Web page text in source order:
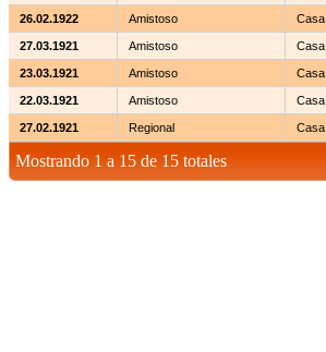
26.02.1922 Amistoso Casa
27.03.1921 Amistoso Casa
23.03.1921 Amistoso Casa
22.03.1921 Amistoso Casa
27.02.1921 Regional Casa
Mostrando 1 a 15 de 15 totales